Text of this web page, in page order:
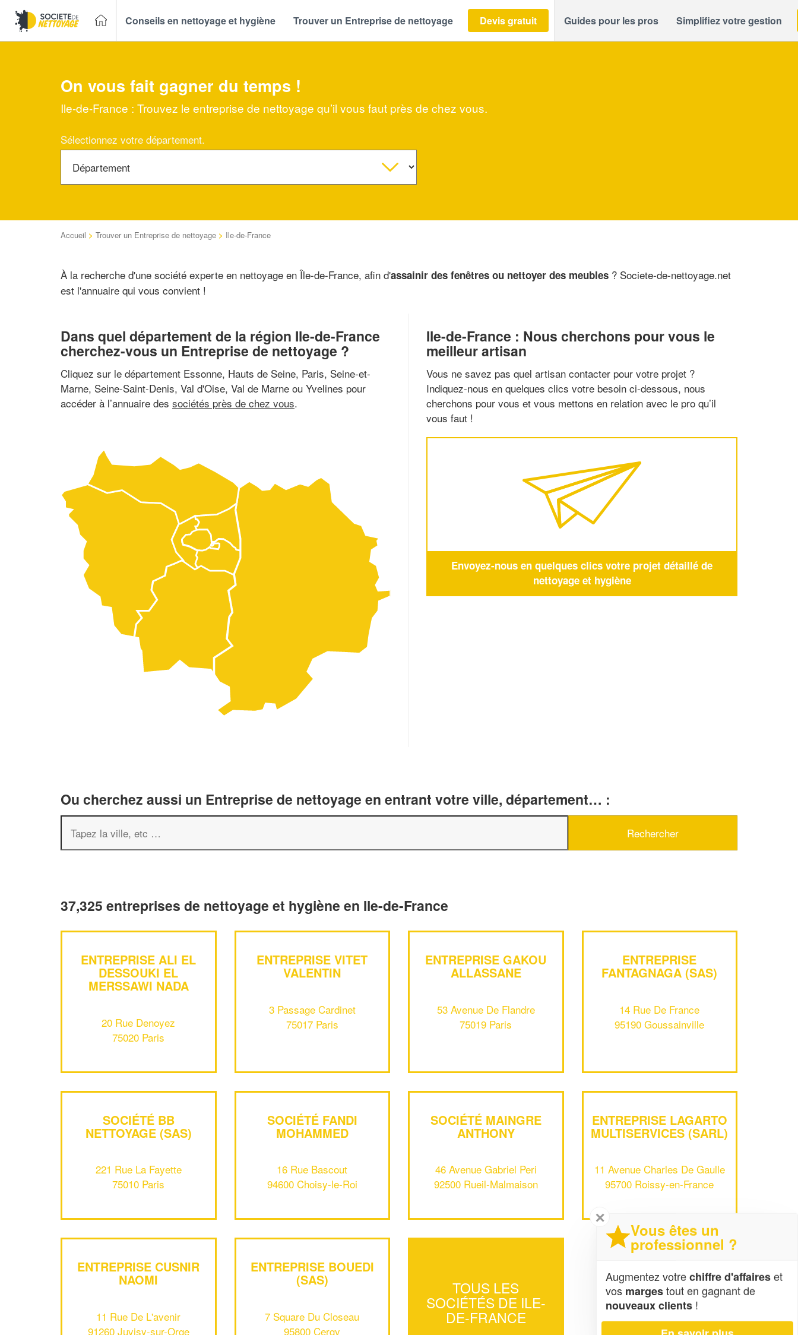
Conseils en nettoyage et hygiène Trouver un Entreprise de nettoyage Devis gratuit Guides pour les pros Simplifiez votre gestion
On vous fait gagner du temps !
Ile-de-France : Trouvez le entreprise de nettoyage qu’il vous faut près de chez vous.
Sélectionnez votre département.
Accueil > Trouver un Entreprise de nettoyage > Ile-de-France
À la recherche d'une société experte en nettoyage en Île-de-France, afin d'assainir des fenêtres ou nettoyer des meubles ? Societe-de-nettoyage.net
est l'annuaire qui vous convient !
Dans quel département de la région Ile-de-France
cherchez-vous un Entreprise de nettoyage ?
Cliquez sur le département Essonne, Hauts de Seine, Paris, Seine-et-
Marne, Seine-Saint-Denis, Val d'Oise, Val de Marne ou Yvelines pour
accéder à l’annuaire des sociétés près de chez vous.
Ile-de-France : Nous cherchons pour vous le
meilleur artisan
Vous ne savez pas quel artisan contacter pour votre projet ?
Indiquez-nous en quelques clics votre besoin ci-dessous, nous
cherchons pour vous et vous mettons en relation avec le pro qu’il
vous faut !
Envoyez-nous en quelques clics votre projet détaillé de
nettoyage et hygiène
Ou cherchez aussi un Entreprise de nettoyage en entrant votre ville, département… :
37,325 entreprises de nettoyage et hygiène en Ile-de-France
ENTREPRISE ALI EL
DESSOUKI EL
MERSSAWI NADA
20 Rue Denoyez
75020 Paris
ENTREPRISE VITET
VALENTIN
3 Passage Cardinet
75017 Paris
ENTREPRISE GAKOU
ALLASSANE
53 Avenue De Flandre
75019 Paris
ENTREPRISE
FANTAGNAGA (SAS)
14 Rue De France
95190 Goussainville
SOCIÉTÉ BB
NETTOYAGE (SAS)
221 Rue La Fayette
75010 Paris
SOCIÉTÉ FANDI
MOHAMMED
16 Rue Bascout
94600 Choisy-le-Roi
SOCIÉTÉ MAINGRE
ANTHONY
46 Avenue Gabriel Peri
92500 Rueil-Malmaison
ENTREPRISE LAGARTO
MULTISERVICES (SARL)
11 Avenue Charles De Gaulle
95700 Roissy-en-France
ENTREPRISE CUSNIR
NAOMI
11 Rue De L'avenir
91260 Juvisy-sur-Orge
ENTREPRISE BOUEDI
(SAS)
7 Square Du Closeau
95800 Cergy
TOUS LES
SOCIÉTÉS DE ILE-
DE-FRANCE
✕
Vous êtes un
professionnel ?
Augmentez votrechiffre d'affaireset
vos margestout en gagnant de
nouveaux clients !